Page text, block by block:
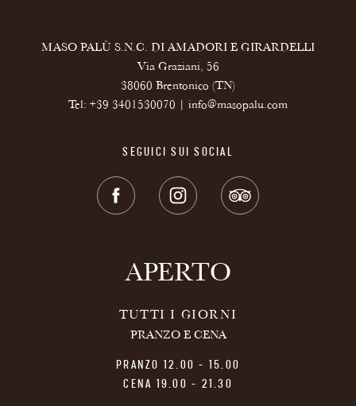
MASO PALÙ S.N.C. DI AMADORI E GIRARDELLI
Via Graziani, 56
38060 Brentonico (TN)
Tel: +39 3401530070 info@masopalu.com
SEGUICI SUI SOCIAL
APERTO
TUTTI I GIORNI
PRANZO E CENA
PRANZO 12.00 - 15.00
CENA 19.00 - 21.30